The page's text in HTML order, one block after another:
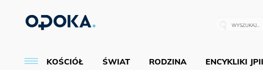
KOŚCIÓŁ ŚWIAT RODZINA ENCYKLIKI JPII